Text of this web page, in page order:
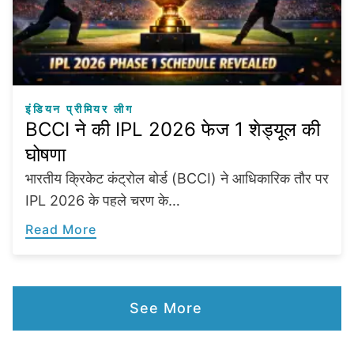
इंडियन प्रीमियर लीग
BCCI ने की IPL 2026 फेज 1 शेड्यूल की
घोषणा
भारतीय क्रिकेट कंट्रोल बोर्ड (BCCI) ने आधिकारिक तौर पर
IPL 2026 के पहले चरण के…
Read More
See More